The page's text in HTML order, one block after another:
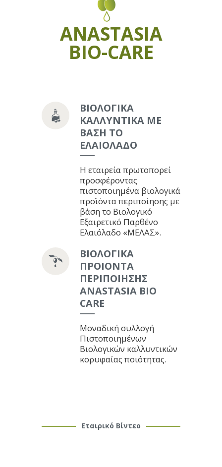
ANASTASIA
BIO-CARE
ΒΙΟΛΟΓΙΚΑ
ΚΑΛΛΥΝΤΙΚΑ ΜΕ
ΒΑΣΗ ΤΟ
ΕΛΑΙΟΛΑΔΟ
Η εταιρεία πρωτοπορεί
προσφέροντας
πιστοποιημένα βιολογικά
προϊόντα περιποίησης με
βάση το Βιολογικό
Εξαιρετικό Παρθένο
Ελαιόλαδο «ΜΕΛΑΣ».
ΒΙΟΛΟΓΙΚΑ
ΠΡΟΙΟΝΤΑ
ΠΕΡΙΠΟΙΗΣΗΣ
ANASTASIA BIO
CARE
Μοναδική συλλογή
Πιστοποιημένων
Βιολογικών καλλυντικών
κορυφαίας ποιότητας.
Εταιρικό Βίντεο